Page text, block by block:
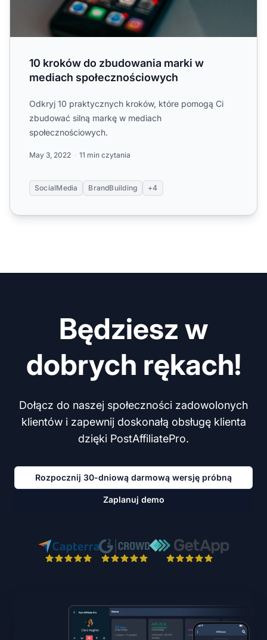
10 kroków do zbudowania marki w
mediach społecznościowych
Odkryj 10 praktycznych kroków, które pomogą Ci
zbudować silną markę w mediach
społecznościowych.
May 3, 2022 11 min czytania
SocialMedia BrandBuilding +4
Będziesz w
dobrych rękach!
Dołącz do naszej społeczności zadowolonych
klientów i zapewnij doskonałą obsługę klienta
dzięki PostAffiliatePro.
Rozpocznij 30-dniową darmową wersję próbną
Zaplanuj demo